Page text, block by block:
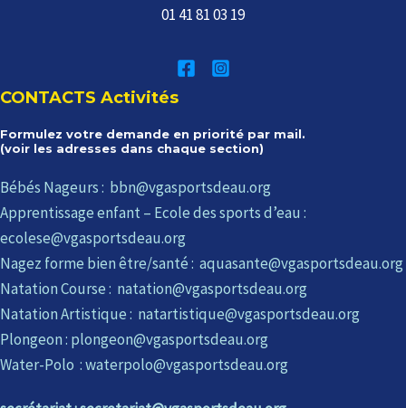
01 41 81 03 19
CONTACTS Activités
Formulez votre demande en priorité par mail.
(voir les adresses dans chaque section)
Bébés Nageurs : bbn@vgasportsdeau.org
Apprentissage enfant – Ecole des sports d’eau :
ecolese@vgasportsdeau.org
Nagez forme bien être/santé : aquasante@vgasportsdeau.org
Natation Course : natation@vgasportsdeau.org
Natation Artistique : natartistique@vgasportsdeau.org
Plongeon : plongeon@vgasportsdeau.org
Water-Polo : waterpolo@vgasportsdeau.org